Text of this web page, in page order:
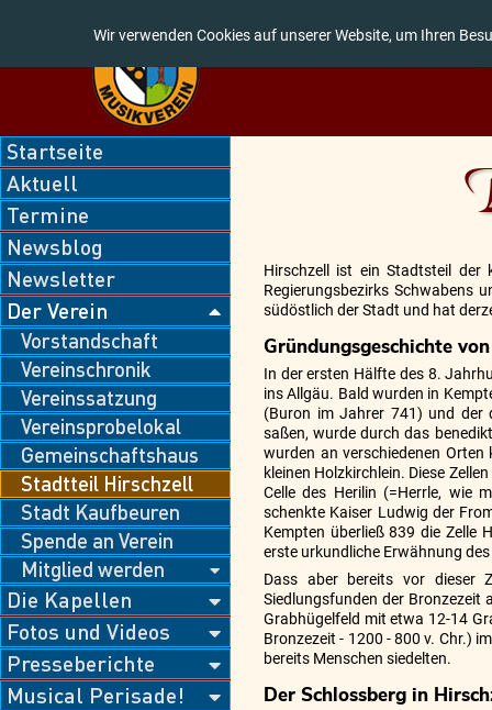
Hirschzell ist ein Stadtsteil der
Regierungsbezirks Schwabens
südöstlich der Stadt und hat
Gründungsgeschichte
In der ersten Hälfte des 8.
ins Allgäu. Bald wurden in
(Buron im Jahrer 741) und der
saßen, wurde durch das
wurden an verschiedenen
kleinen Holzkirchlein. Diese
Celle des Herilin (=Herrle, wie
schenkte Kaiser Ludwig der
Kempten überließ 839 die Zelle
erste urkundliche Erwähnung
Dass aber bereits vor dieser
Siedlungsfunden der Bronzezeit
Grabhügelfeld mit etwa 12-14
Bronzezeit - 1200 - 800 v. Chr.)
bereits Menschen siedelten.
Der Schlossberg in
Navigation
überspringen
Startseite
Aktuell
Termine
Newsblog
Newsletter
Der Verein
Vorstandschaft
Vereinschronik
Vereinssatzung
Vereinsprobelokal
Gemeinschaftshaus
Stadtteil Hirschzell
Stadt Kaufbeuren
Spende an Verein
Mitglied werden
Die Kapellen
Fotos und Videos
Presseberichte
Musical Perisade!
Wir verwenden Cookies auf unserer Website, um Ihren